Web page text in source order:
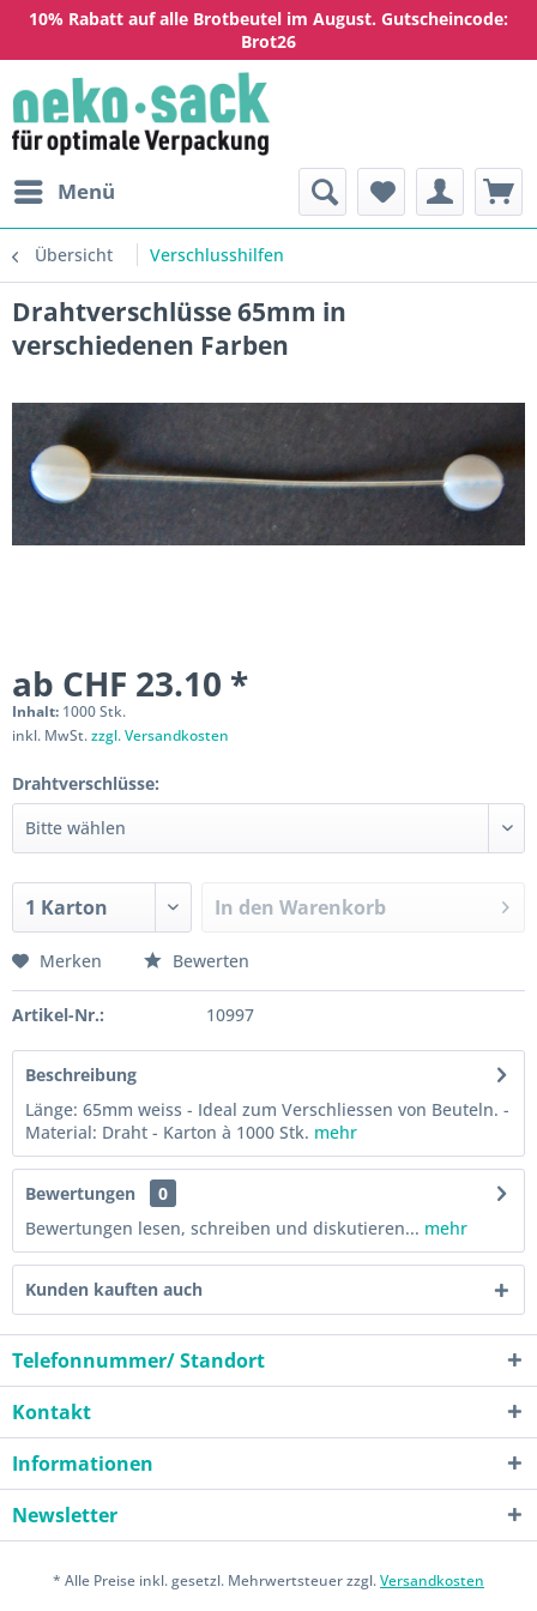
10% Rabatt auf alle Brotbeutel im August. Gutscheincode:
Brot26
Menü
Übersicht Verschlusshilfen
Drahtverschlüsse 65mm in
verschiedenen Farben
ab CHF 23.10 *
Inhalt: 1000 Stk.
inkl. MwSt.zzgl. Versandkosten
Drahtverschlüsse:
In den Warenkorb
Merken Bewerten
Artikel-Nr.: 10997
Beschreibung
Länge: 65mm weiss - Ideal zum Verschliessen von Beuteln. -
Material: Draht - Karton à 1000 Stk. mehr
Bewertungen
0
Bewertungen lesen, schreiben und diskutieren... mehr
Kunden kauften auch
Telefonnummer/ Standort
Kontakt
Informationen
Newsletter
* Alle Preise inkl. gesetzl. Mehrwertsteuer zzgl.Versandkosten